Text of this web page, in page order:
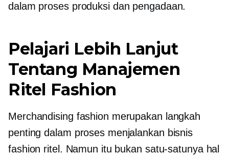
dalam proses produksi dan pengadaan.
Pelajari Lebih Lanjut
Tentang Manajemen
Ritel Fashion
Merchandising fashion merupakan langkah
penting dalam proses menjalankan bisnis
fashion ritel. Namun itu bukan satu-satunya hal